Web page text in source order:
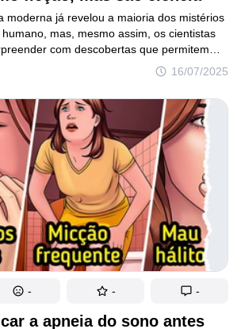
16/07/2025
moderna já revelou a maioria dos mistérios
mas, mesmo assim, os cientistas
com descobertas que permitem
sob uma nova perspectiva a cada ano. Por
realmente muda quando mentimos,
dedos conseguem sentir até moléculas
a apneia do sono antes
- - -